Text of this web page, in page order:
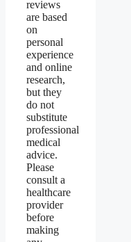
reviews
are based
on
personal
experience
and online
research,
but they
do not
substitute
professional
medical
advice.
Please
consult a
healthcare
provider
before
making